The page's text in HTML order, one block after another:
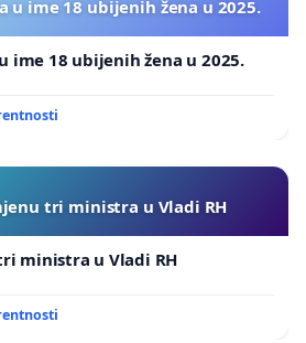
u ime 18 ubijenih žena u 2025.
ime 18 ubijenih žena u 2025.
tri ministra u Vladi RH
ministra u Vladi RH